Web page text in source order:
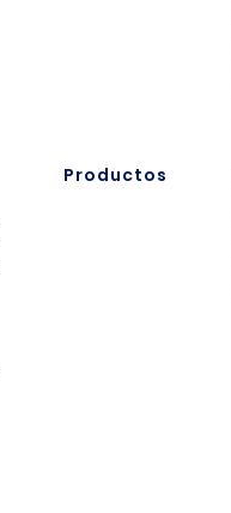
Productos